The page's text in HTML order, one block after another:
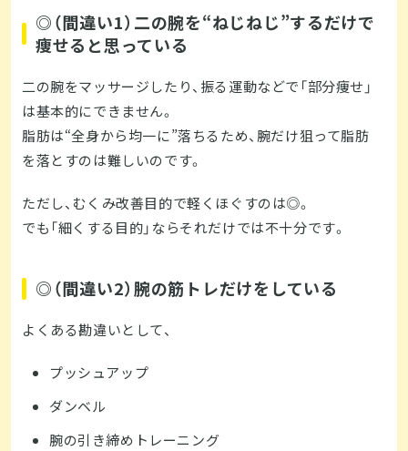
◎（間違い1）二の腕を“ねじねじ”するだけで
痩せると思っている
二の腕をマッサージしたり、振る運動などで「部分痩せ」
は基本的にできません。
脂肪は“全身から均一に”落ちるため、腕だけ狙って脂肪
を落とすのは難しいのです。
ただし、むくみ改善目的で軽くほぐすのは◎。
でも「細くする目的」ならそれだけでは不十分です。
◎（間違い2）腕の筋トレだけをしている
よくある勘違いとして、
プッシュアップ
ダンベル
腕の引き締めトレーニング